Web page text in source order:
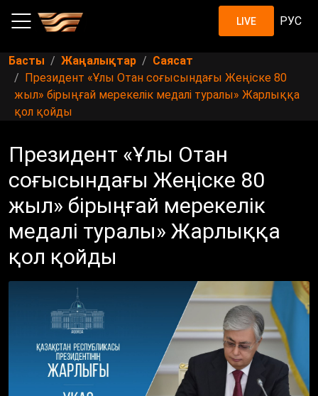
LIVE РУС
Басты Жаңалықтар
Саясат
Президент «Ұлы Отан соғысындағы Жеңіске 80
жыл» бірыңғай мерекелік медалі туралы» Жарлыққа
қол қойды
Президент «Ұлы Отан
соғысындағы Жеңіске 80
жыл» бірыңғай мерекелік
медалі туралы» Жарлыққа
қол қойды